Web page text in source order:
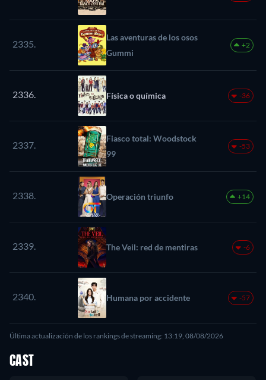
2335.
Las aventuras de los osos
Gummi
+2
2336. Física o química -36
2337.
Fiasco total: Woodstock
99
-53
2338. Operación triunfo +14
2339. The Veil: red de mentiras -6
2340. Humana por accidente -57
Última actualización de los rankings de streaming: 13:19, 08/08/2026
CAST